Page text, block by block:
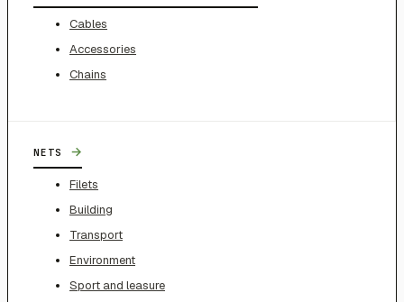
Cables
Accessories
Chains
NETS →
Filets
Building
Transport
Environment
Sport and leasure